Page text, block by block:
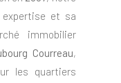
et sa
immobilier
Courreau,
les quartiers